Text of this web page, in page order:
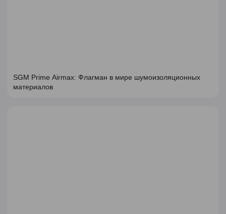
SGM Prime Airmax: Флагман в мире шумоизоляционных
материалов